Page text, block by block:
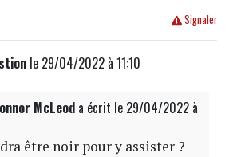
Signaler
le 29/04/2022 à 11:10
McLeoda écrit le 29/04/2022 à
être noir pour y assister ?